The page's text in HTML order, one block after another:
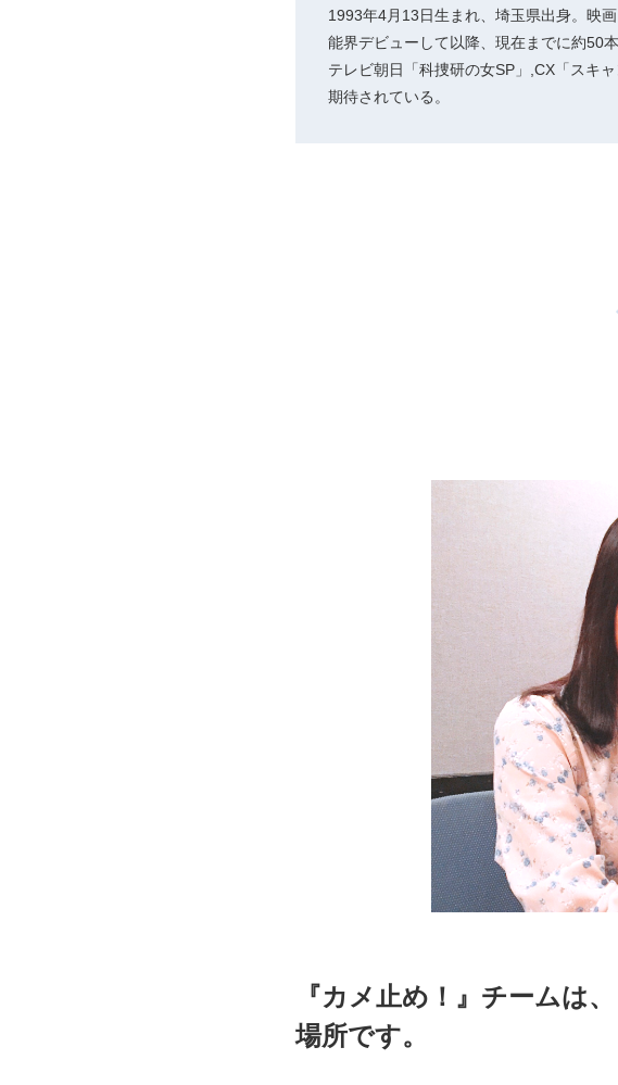
1993年4月13日生まれ、埼玉県出身。映
能界デビューして以降、現在までに約50
テレビ朝日「科捜研の女SP」,CX「スキ
期待されている。
『カメ止め！』チームは
場所です。